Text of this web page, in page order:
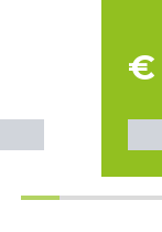
€